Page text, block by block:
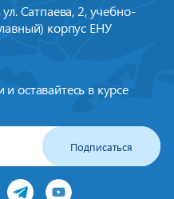
ул. Сатпаева, 2, учебно-
корпус ЕНУ
оставайтесь в курсе
Подписаться